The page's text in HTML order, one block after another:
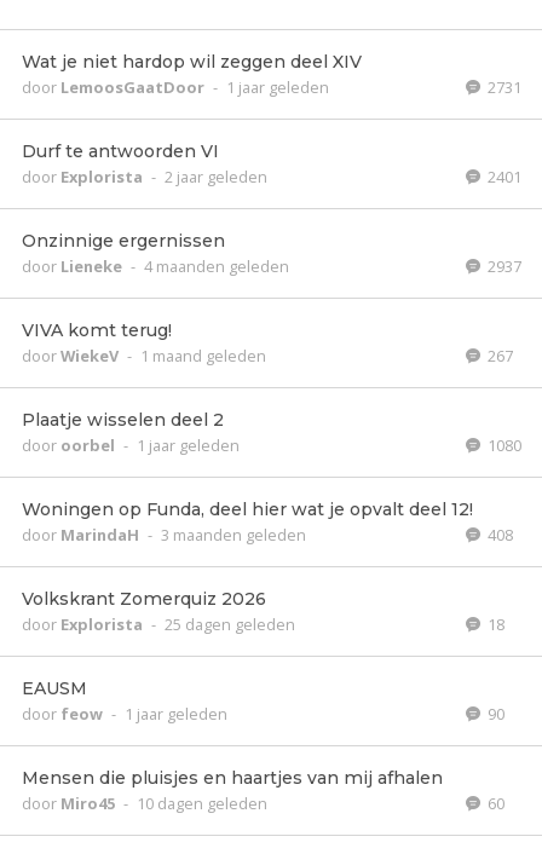
Wat je niet hardop wil zeggen deel XIV
door LemoosGaatDoor - 1 jaar geleden 2731
Durf te antwoorden VI
door Explorista - 2 jaar geleden 2401
Onzinnige ergernissen
door Lieneke - 4 maanden geleden 2937
VIVA komt terug!
doorWiekeV - 1 maand geleden 267
Plaatje wisselen deel 2
door oorbel - 1 jaar geleden 1080
Woningen op Funda, deel hier wat je opvalt deel 12!
door MarindaH - 3 maanden geleden 408
Volkskrant Zomerquiz 2026
door Explorista - 25 dagen geleden 18
EAUSM
door feow - 1 jaar geleden 90
Mensen die pluisjes en haartjes van mij afhalen
door Miro45 - 10 dagen geleden 60